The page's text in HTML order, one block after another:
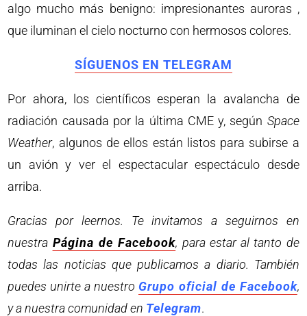
algo mucho más benigno: impresionantes auroras ,
que iluminan el cielo nocturno con hermosos colores.
SÍGUENOS EN TELEGRAM
Por ahora, los científicos esperan la avalancha de
radiación causada por la última CME y, según Space
Weather, algunos de ellos están listos para subirse a
un avión y ver el espectacular espectáculo desde
arriba.
Gracias por leernos. Te invitamos a seguirnos en
nuestra Página de Facebook, para estar al tanto de
todas las noticias que publicamos a diario. También
puedes unirte a nuestro Grupo oficial de Facebook,
y a nuestra comunidad en Telegram.